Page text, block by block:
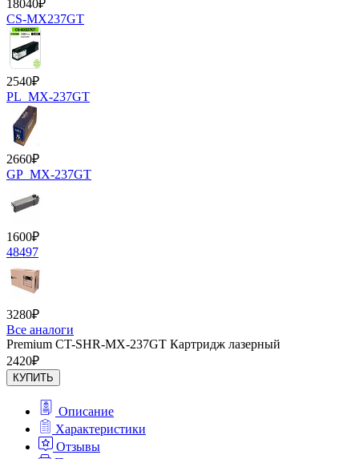
18040₽
CS-MX237GT
2540₽
PL_MX-237GT
2660₽
GP_MX-237GT
1600₽
48497
3280₽
Все аналоги
Premium CT-SHR-MX-237GT Картридж лазерный
2420₽
КУПИТЬ
Описание
Характеристики
Отзывы